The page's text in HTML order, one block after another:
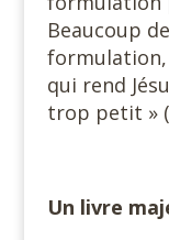
Beaucoup
formulation,
qui rend
trop petit »
Un livre